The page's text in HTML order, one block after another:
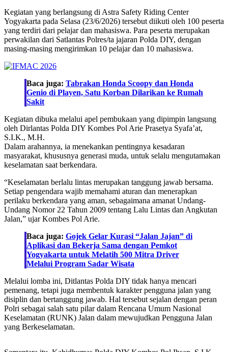
Kegiatan yang berlangsung di Astra Safety Riding Center
Yogyakarta pada Selasa (23/6/2026) tersebut diikuti oleh 100 peserta
yang terdiri dari pelajar dan mahasiswa. Para peserta merupakan
perwakilan dari Satlantas Polres/ta jajaran Polda DIY, dengan
masing-masing mengirimkan 10 pelajar dan 10 mahasiswa.
Baca juga: Tabrakan Honda Scoopy dan Honda
Genio di Playen, Satu Korban Dilarikan ke Rumah
Sakit
Kegiatan dibuka melalui apel pembukaan yang dipimpin langsung
oleh Dirlantas Polda DIY Kombes Pol Arie Prasetya Syafa’at,
S.I.K., M.H.
Dalam arahannya, ia menekankan pentingnya kesadaran
masyarakat, khususnya generasi muda, untuk selalu mengutamakan
keselamatan saat berkendara.
“Keselamatan berlalu lintas merupakan tanggung jawab bersama.
Setiap pengendara wajib memahami aturan dan menerapkan
perilaku berkendara yang aman, sebagaimana amanat Undang-
Undang Nomor 22 Tahun 2009 tentang Lalu Lintas dan Angkutan
Jalan,” ujar Kombes Pol Arie.
Baca juga: Gojek Gelar Kurasi “Jalan Jajan” di
Aplikasi dan Bekerja Sama dengan Pemkot
Yogyakarta untuk Melatih 500 Mitra Driver
Melalui Program Sadar Wisata
Melalui lomba ini, Ditlantas Polda DIY tidak hanya mencari
pemenang, tetapi juga membentuk karakter pengguna jalan yang
disiplin dan bertanggung jawab. Hal tersebut sejalan dengan peran
Polri sebagai salah satu pilar dalam Rencana Umum Nasional
Keselamatan (RUNK) Jalan dalam mewujudkan Pengguna Jalan
yang Berkeselamatan.